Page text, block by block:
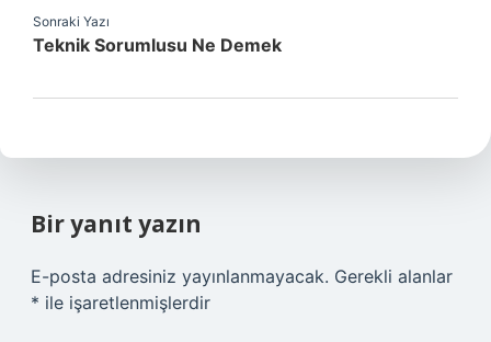
Sonraki Yazı
Teknik Sorumlusu Ne Demek
Bir yanıt yazın
E-posta adresiniz yayınlanmayacak. Gerekli alanlar
* ile işaretlenmişlerdir